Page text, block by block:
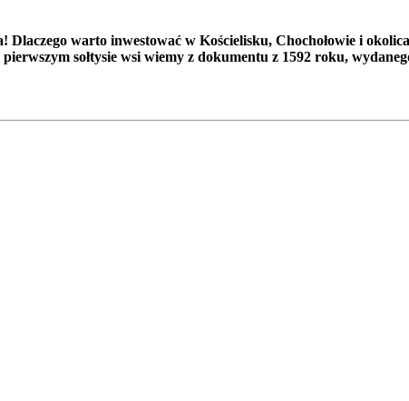
warto inwestować w Kościelisku, Chochołowie i
sołtysie wsi wiemy z dokumentu z 1592 roku,